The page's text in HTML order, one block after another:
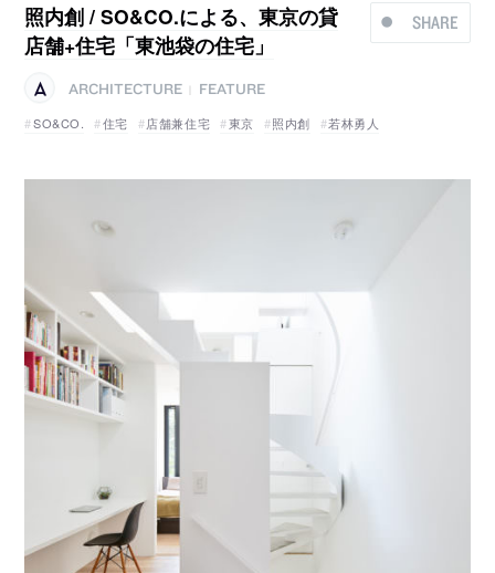
SHARE
照内創 / SO&CO.による、東京の貸
店舗+住宅「東池袋の住宅」
ARCHITECTURE
FEATURE
SO&CO.
住宅 店舗兼住宅 東京 照内創 若林勇人